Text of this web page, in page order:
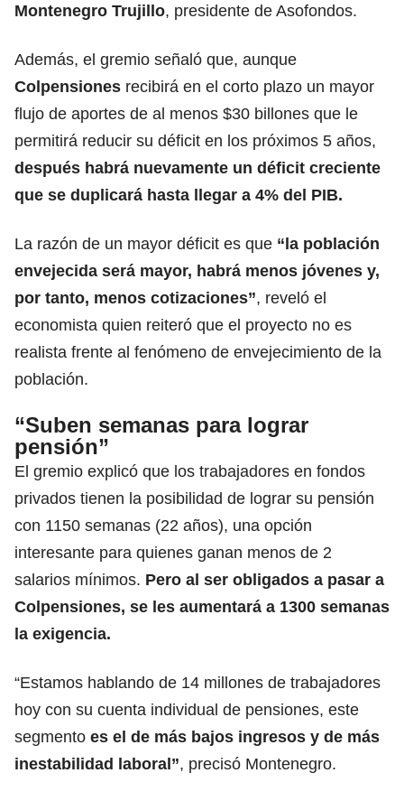
Montenegro Trujillo, presidente de Asofondos.
Además, el gremio señaló que, aunque
Colpensiones recibirá en el corto plazo un mayor
flujo de aportes de al menos $30 billones que le
permitirá reducir su déficit en los próximos 5 años,
después habrá nuevamente un déficit creciente
que se duplicará hasta llegar a 4% del PIB.
La razón de un mayor déficit es que “la población
envejecida será mayor, habrá menos jóvenes y,
por tanto, menos cotizaciones”, reveló el
economista quien reiteró que el proyecto no es
realista frente al fenómeno de envejecimiento de la
población.
“Suben semanas para lograr
pensión”
El gremio explicó que los trabajadores en fondos
privados tienen la posibilidad de lograr su pensión
con 1150 semanas (22 años), una opción
interesante para quienes ganan menos de 2
salarios mínimos. Pero al ser obligados a pasar a
Colpensiones, se les aumentará a 1300 semanas
la exigencia.
“Estamos hablando de 14 millones de trabajadores
hoy con su cuenta individual de pensiones, este
segmento es el de más bajos ingresos y de más
inestabilidad laboral”, precisó Montenegro.